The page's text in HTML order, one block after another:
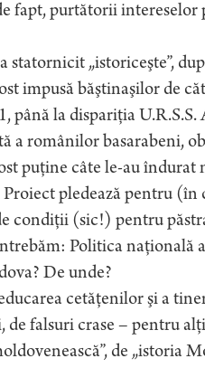
fapt, purtătorii
statornicit „istoriceşte”,
impusă băştinaşilor de
până la dispariţia
a românilor basarabeni,
puţine câte le-au
pledează pentru
condiţii (sic!) pentru
Politica naţională
De unde?
cetăţenilor şi a
falsuri crase – pentru
de „istoria